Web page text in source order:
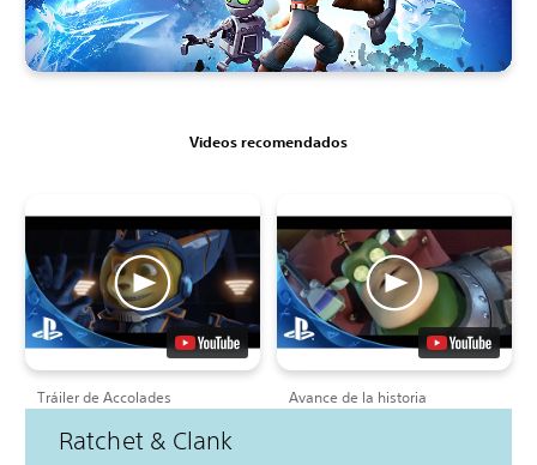
Videos recomendados
Tráiler de Accolades Avance de la historia
Ratchet & Clank